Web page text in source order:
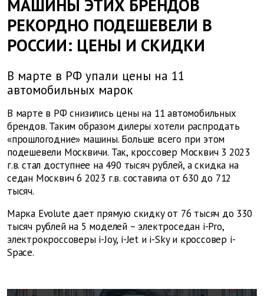
МАШИНЫ ЭТИХ БРЕНДОВ
РЕКОРДНО ПОДЕШЕВЕЛИ В
РОССИИ: ЦЕНЫ И СКИДКИ
В марте в РФ упали цены на 11
автомобильных марок
В марте в РФ снизились цены на 11 автомобильных
брендов. Таким образом дилеры хотели распродать
«прошлогодние» машины. Больше всего при этом
подешевели Москвичи. Так, кроссовер Москвич 3 2023
г.в. стал доступнее на 490 тысяч рублей, а скидка на
седан Москвич 6 2023 г.в. составила от 630 до 712
тысяч.
Марка Evolute дает прямую скидку от 76 тысяч до 330
тысяч рублей на 5 моделей – электроседан i-Pro,
электрокроссоверы i-Joy, i-Jet и i-Sky и кроссовер i-
Space.